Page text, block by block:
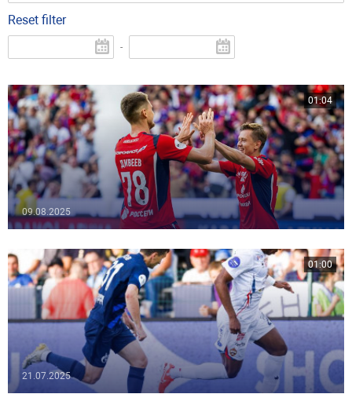
Reset filter
-
09.08.2025
01:04
21.07.2025
01:00